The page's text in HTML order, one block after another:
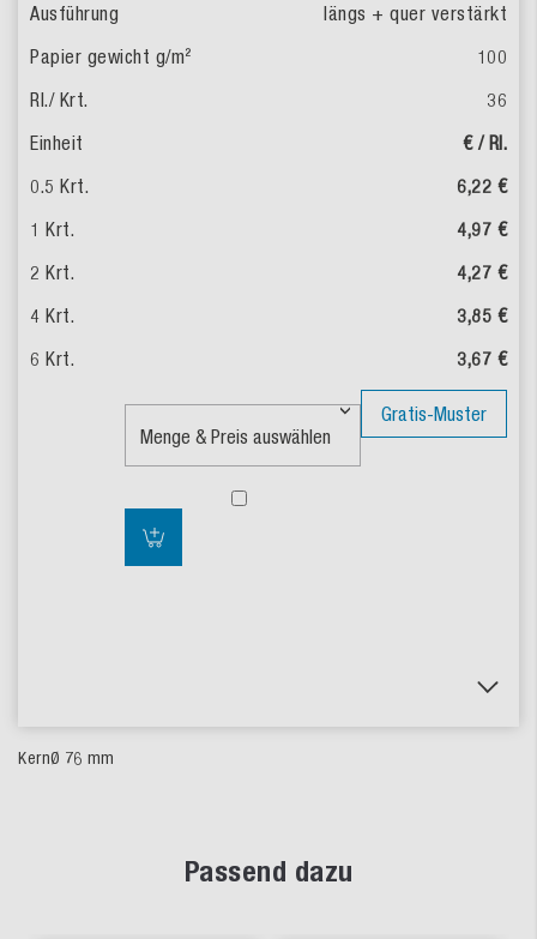
längs + quer verstärkt
100
36
€ / Rl.
6,22 €
4,97 €
4,27 €
3,85 €
3,67 €
Gratis-Muster
KernØ 76 mm
Passend dazu